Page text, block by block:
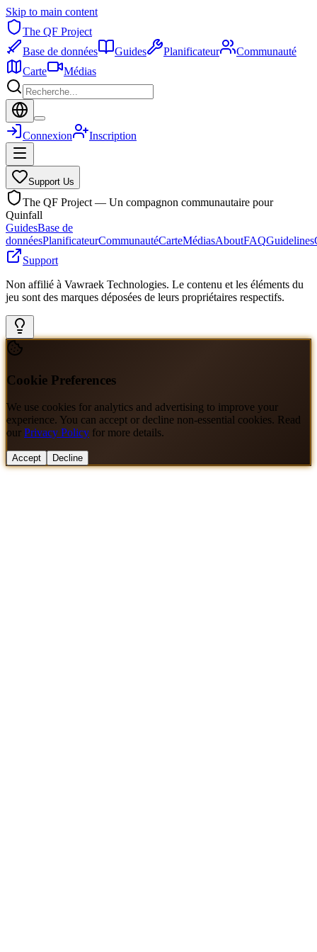
Skip to main content
The QF Project
Base de données
Guides Planificateur
Communauté
Carte
Médias
Connexion Inscription
Support Us
The QF Project — Un compagnon communautaire pour
Quinfall
GuidesBase de
donnéesPlanificateurCommunautéCarteMédiasAboutFAQGuidelines
Support
Non affilié à Vawraek Technologies. Le contenu et les éléments du
jeu sont des marques déposées de leurs propriétaires respectifs.
Cookie Preferences
We use cookies for analytics and advertising to improve your
experience. You can accept or decline non-essential cookies. Read
our Privacy Policy for more details.
Accept Decline